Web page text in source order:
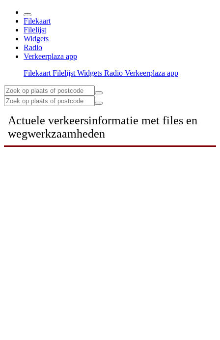
Filekaart
Filelijst
Widgets
Radio
Verkeerplaza app
Filekaart Filelijst Widgets Radio Verkeerplaza app
Actuele verkeersinformatie met files en
wegwerkzaamheden